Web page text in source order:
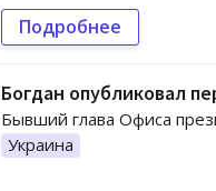
Подробнее
Богдан опубликовал
Бывший глава Офиса
Украина